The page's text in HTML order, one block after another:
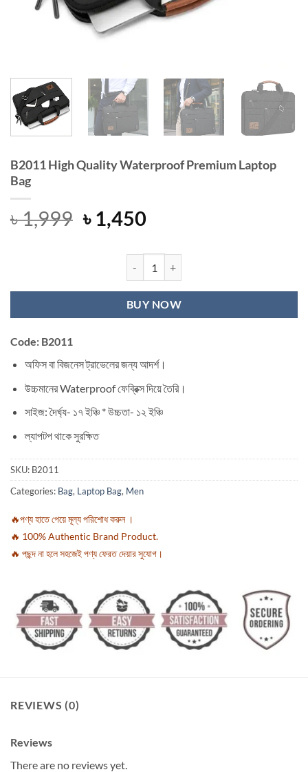
B2011 High Quality Waterproof Premium Laptop
Bag
৳1,999 Original
price
৳ 1,999.
৳ 1,450Current
is:
৳ 1,450.
B2011 High Quality Waterproof
BUY NOW
Code: B2011
অফিস বা বিজনেস ট্রাভেলের জন্য আদর্শ।
উচ্চমানের Waterproof ফেব্রিক্স দিয়ে তৈরি।
সাইজ: দৈর্ঘ্য- ১৭ ইঞ্চি * উচ্চতা- ১২ ইঞ্চি
ল্যাপটপ থাকে সুরক্ষিত
SKU: B2011
Categories: Bag, Laptop Bag, Men
🔥পণ্য হাতে পেয়ে মূল্য পরিশোধ করুন ।
🔥 100% Authentic Brand Product.
🔥 পছন্দ না হলে সহজেই পণ্য ফেরত দেয়ার সুযোগ।
REVIEWS (0)
Reviews
There are no reviews yet.